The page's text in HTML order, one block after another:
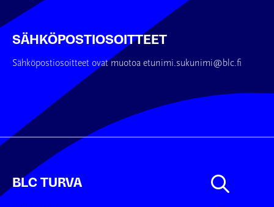
SÄHKÖPOSTIOSOITTEET
Sähköpostiosoitteet ovat muotoa etunimi.sukunimi@blc.fi
BLC TURVA